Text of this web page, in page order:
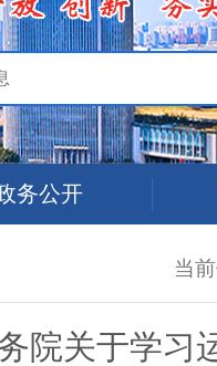
务公开
当
院关于学习